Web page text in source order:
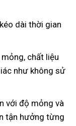
dài thời gian
chất liệu
như không sử
với độ mỏng và
tận hưởng từng